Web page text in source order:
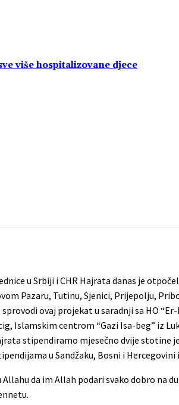
više hospitalizovane djece
u Srbiji i CHR Hajrata danas je
Pazaru, Tutinu, Sjenici, Prijepolju,
ovaj projekat u saradnji sa HO
Islamskim centrom “Gazi Isa-beg” iz
stipendiramo mjesečno dvije stotine
u Sandžaku, Bosni i Hercegovini
da im Allah podari svako dobro na